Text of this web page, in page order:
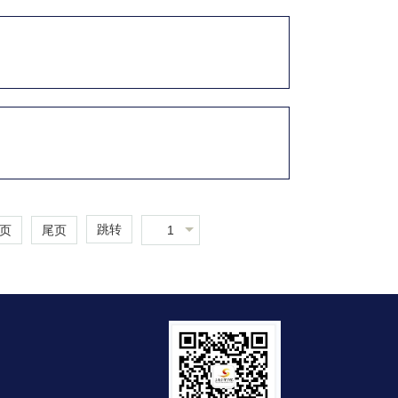
尾页 跳转 1